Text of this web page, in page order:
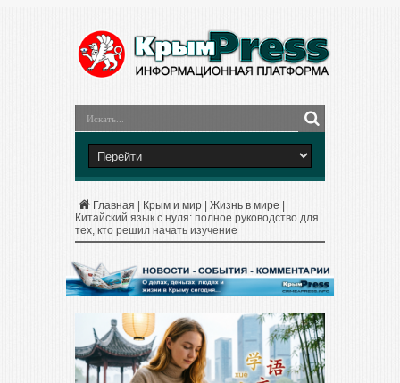
Главная Крым и мир Жизнь в мире
Китайский язык с нуля: полное руководство для
тех, кто решил начать изучение